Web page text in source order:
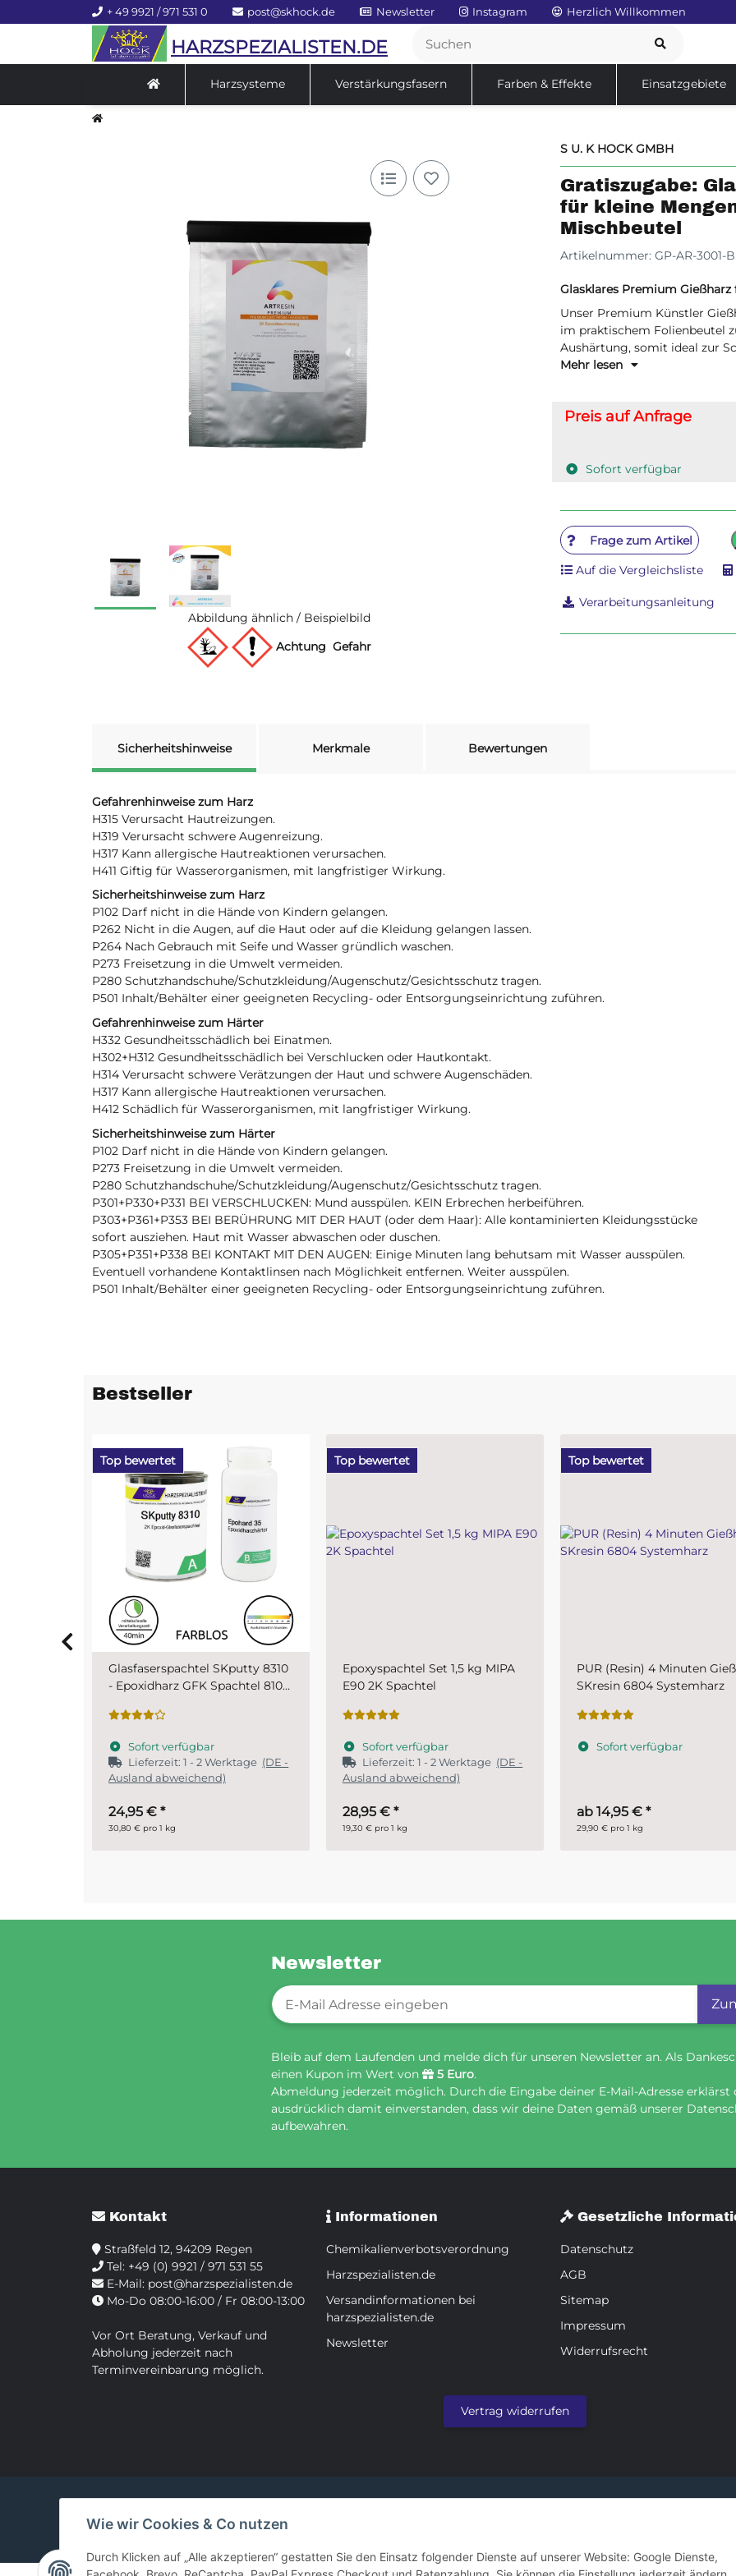
Wie wir Cookies & Co nutzen
Durch Klicken auf „Alle akzeptieren“ gestatten Sie den Einsatz folgender Dienste auf unserer Website: Google Dienste,
+ 49 9921 / 971 531 0 post@skhock.de Newsletter Instagram Herzlich Willkommen
HARZSPEZIALISTEN.DE
Harzsysteme Verstärkungsfasern Farben & Effekte Einsatzgebiete
Abbildung ähnlich / Beispielbild
Achtung Gefahr
S U. K HOCK GMBH
Gratiszugabe:
für kleine
Mischbeutel
Artikelnummer: GP-AR-3001-B
Glasklares Premium
Unser Premium Künstler
im praktischem Folienbeutel
Aushärtung, somit ideal zur
Kleinteilen. Wir liefern unser
Mehr lesen
Preis auf Anfrage
Sofort verfügbar
Frage zum Artikel
Auf die Vergleichsliste
Verarbeitungsanleitung
Sicherheitshinweise
Merkmale Bewertungen
Gefahrenhinweise zum Harz
H315 Verursacht Hautreizungen.
H319 Verursacht schwere Augenreizung.
H317 Kann allergische Hautreaktionen verursachen.
H411 Giftig für Wasserorganismen, mit langfristiger Wirkung.
Sicherheitshinweise zum Harz
P102 Darf nicht in die Hände von Kindern gelangen.
P262 Nicht in die Augen, auf die Haut oder auf die Kleidung gelangen lassen.
P264 Nach Gebrauch mit Seife und Wasser gründlich waschen.
P273 Freisetzung in die Umwelt vermeiden.
P280 Schutzhandschuhe/Schutzkleidung/Augenschutz/Gesichtsschutz tragen.
P501 Inhalt/Behälter einer geeigneten Recycling- oder Entsorgungseinrichtung zuführen.
Gefahrenhinweise zum Härter
H332 Gesundheitsschädlich bei Einatmen.
H302+H312 Gesundheitsschädlich bei Verschlucken oder Hautkontakt.
H314 Verursacht schwere Verätzungen der Haut und schwere Augenschäden.
H317 Kann allergische Hautreaktionen verursachen.
H412 Schädlich für Wasserorganismen, mit langfristiger Wirkung.
Sicherheitshinweise zum Härter
P102 Darf nicht in die Hände von Kindern gelangen.
P273 Freisetzung in die Umwelt vermeiden.
P280 Schutzhandschuhe/Schutzkleidung/Augenschutz/Gesichtsschutz tragen.
P301+P330+P331 BEI VERSCHLUCKEN: Mund ausspülen. KEIN Erbrechen herbeiführen.
P303+P361+P353 BEI BERÜHRUNG MIT DER HAUT (oder dem Haar): Alle kontaminierten Kleidungsstücke
sofort ausziehen. Haut mit Wasser abwaschen oder duschen.
P305+P351+P338 BEI KONTAKT MIT DEN AUGEN: Einige Minuten lang behutsam mit Wasser ausspülen.
Eventuell vorhandene Kontaktlinsen nach Möglichkeit entfernen. Weiter ausspülen.
P501 Inhalt/Behälter einer geeigneten Recycling- oder Entsorgungseinrichtung zuführen.
Bestseller
Top bewertet
Epoxyspachtel Set 1,5 kg MIPA
E90 2K Spachtel
Sofort verfügbar
Lieferzeit:1 - 2 Werktage (DE -
Ausland abweichend)
28,95 € *
19,30 € pro 1 kg
Top bewertet
PUR (Resin) 4 Minuten Gießharz
SKresin 6804 Systemharz
Sofort verfügbar
ab14,95 €
29,90 € pro 1 kg
Top bewertet
Plastic-Grundierfiller-Spray
MIPA 1K- schnelltrocknender
Fahrzeugbereich
Sofort verfügbar
11,45 €*
28,63 € pro 1 l
Newsletter
Newsletter-Registrierung
Bleib auf dem Laufenden und melde dich für unseren Newsletter an. Als
einen Kupon im Wert von
5 Euro.
Abmeldung jederzeit möglich. Durch die Eingabe deiner E-Mail-Adresse erklärst
ausdrücklich damit einverstanden, dass wir deine Daten gemäß unserer
aufbewahren.
Kontakt
Straßfeld 12, 94209 Regen
Tel: +49 (0) 9921 / 971 531 55
E-Mail: post@harzspezialisten.de
Mo-Do 08:00-16:00 / Fr 08:00-13:00
Vor Ort Beratung, Verkauf und
Abholung jederzeit nach
Terminvereinbarung möglich.
Informationen
Chemikalienverbotsverordnung
Harzspezialisten.de
Versandinformationen bei
harzspezialisten.de
Newsletter
Gesetzliche
Datenschutz
AGB
Sitemap
Impressum
Widerrufsrecht
Vertrag widerrufen